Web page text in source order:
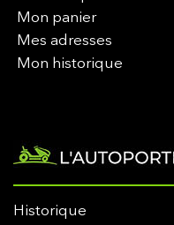
Mon panier
Mes adresses
Mon historique
Historique